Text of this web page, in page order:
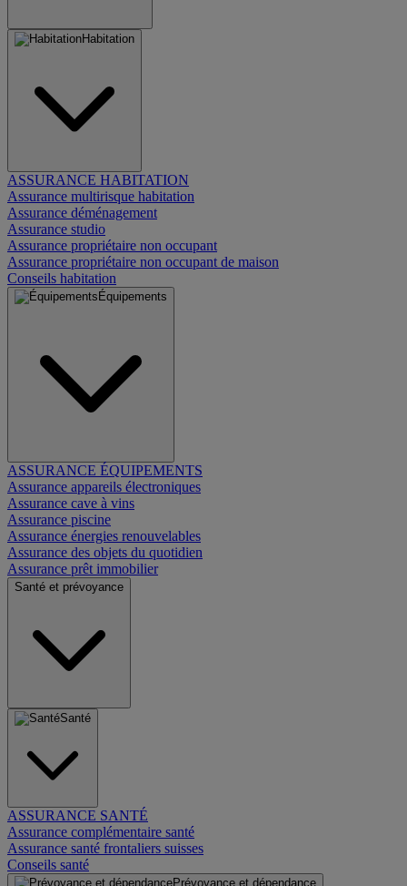
Habitation
ASSURANCE HABITATION
Assurance multirisque habitation
Assurance déménagement
Assurance studio
Assurance propriétaire non occupant
Assurance propriétaire non occupant de maison
Conseils habitation
Équipements
ASSURANCE ÉQUIPEMENTS
Assurance appareils électroniques
Assurance cave à vins
Assurance piscine
Assurance énergies renouvelables
Assurance des objets du quotidien
Assurance prêt immobilier
Santé et prévoyance
Santé
ASSURANCE SANTÉ
Assurance complémentaire santé
Assurance santé frontaliers suisses
Conseils santé
Prévoyance et dépendance